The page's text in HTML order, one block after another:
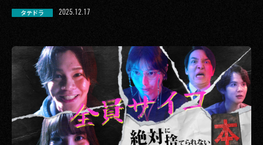
タテドラ 2025.12.17